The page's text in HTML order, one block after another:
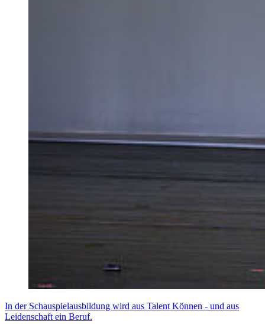
In der Schauspielausbildung wird aus Talent Können - und aus
Leidenschaft ein Beruf.